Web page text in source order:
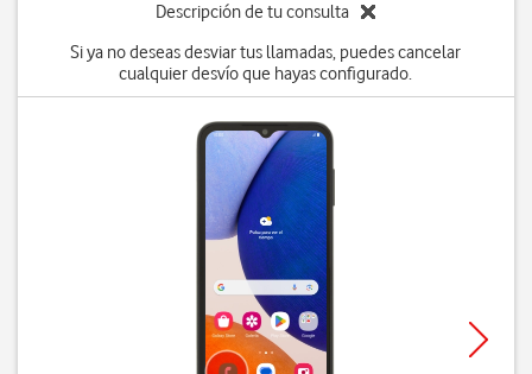
Descripción de tu consulta
Si ya no deseas desviar tus llamadas, puedes cancelar
cualquier desvío que hayas configurado.